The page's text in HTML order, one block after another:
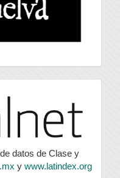
datos de Clase y
y www.latindex.org